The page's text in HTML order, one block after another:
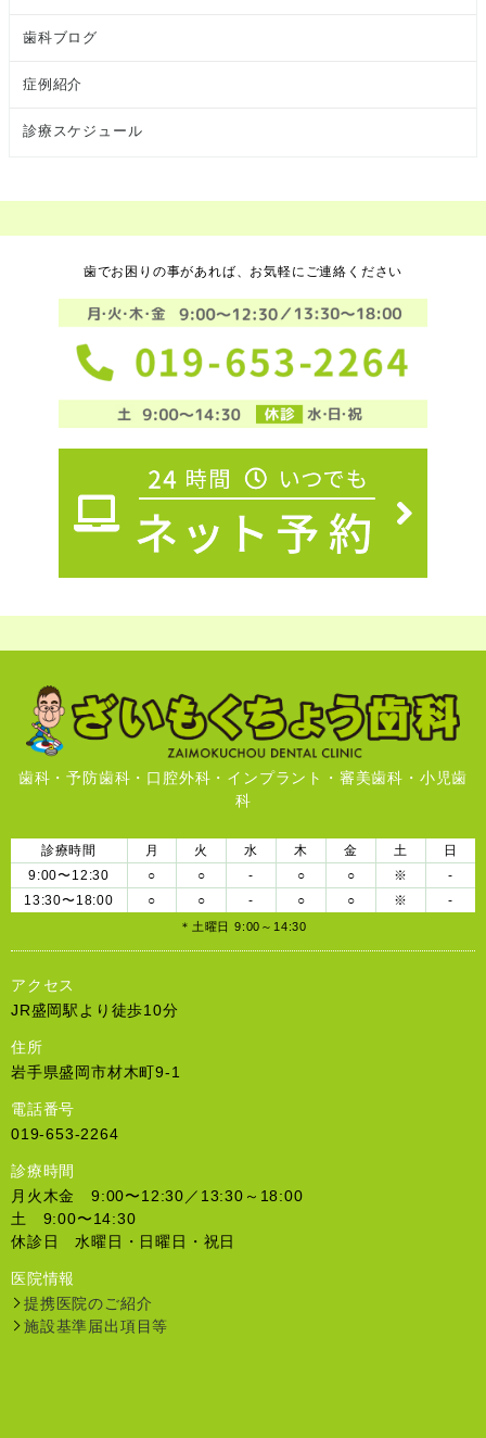
歯科ブログ
症例紹介
診療スケジュール
歯でお困りの事があれば、お気軽にご連絡ください
歯科・予防歯科・口腔外科・インプラント・審美歯科・小児歯
科
診療時間 月 火 水 木 金 土
日
9:00〜12:30
○ ○ - ○ ○ ※
-
13:30〜18:00
○ ○ - ○ ○ ※ -
＊土曜日 9:00～14:30
アクセス
JR盛岡駅より徒歩10分
住所
岩手県盛岡市材木町9-1
電話番号
019-653-2264
診療時間
月火木金 9:00〜12:30／13:30～18:00
土 9:00〜14:30
休診日 水曜日・日曜日・祝日
医院情報
提携医院のご紹介
施設基準届出項目等